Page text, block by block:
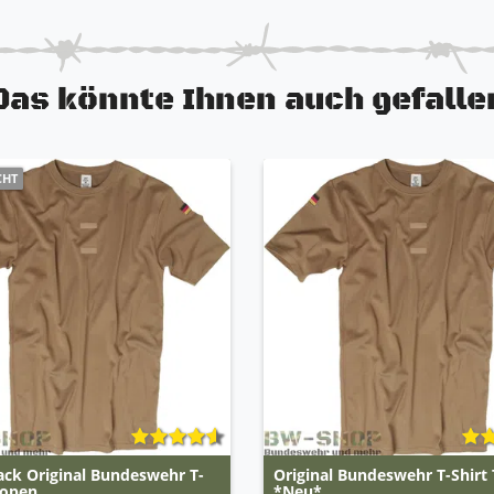
könnte Ihnen auch
Original Bundeswehr T- Original Bundeswehr T-Shirt